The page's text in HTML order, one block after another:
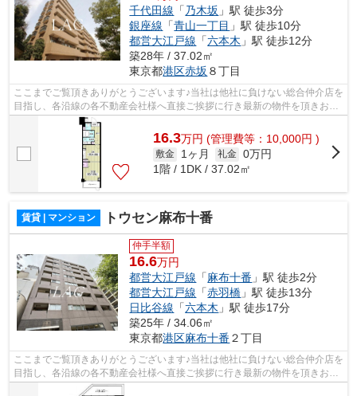
千代田線 「 乃木坂 」駅 徒歩3分
銀座線 「青山一丁目 」駅 徒歩10分
都営大江戸線 「六本木 」駅 徒歩12分
築28年 / 37.02㎡
東京都港区赤坂 ８丁目
ここまでご覧頂きありがとうございます♪当社は他社に負けない総合仲介店を
目指し、各沿線の各不動産会社様へ直接ご挨拶に行き最新の物件を頂きお客
様へ提供しております！最新の情報は...
16.3万円 (管理費等：10,000円 )
敷金 1ヶ月 礼金 0万円
1階 / 1DK / 37.02㎡
賃貸 | マンション トウセン麻布十番
仲手半額
16.6万円
都営大江戸線 「麻布十番 」駅 徒歩2分
都営大江戸線 「赤羽橋 」駅 徒歩13分
日比谷線 「六本木 」駅 徒歩17分
築25年 / 34.06㎡
東京都港区麻布十番 ２丁目
ここまでご覧頂きありがとうございます♪当社は他社に負けない総合仲介店を
目指し、各沿線の各不動産会社様へ直接ご挨拶に行き最新の物件を頂きお客
様へ提供しております！最新の情報は...